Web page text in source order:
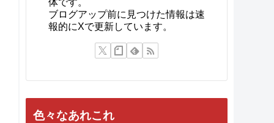
ブログアップ前に見つけた情報は速
報的にXで更新しています。
色々なあれこれ